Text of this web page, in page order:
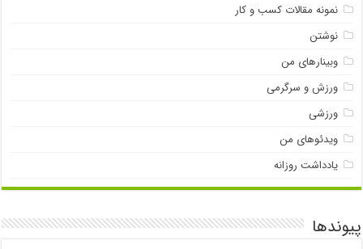
نمونه مقالات کسب و کار
نوشتن
وبینارهای من
ورزش و سرگرمی
ورزشی
ویدئوهای من
یادداشت روزانه
پیوندها